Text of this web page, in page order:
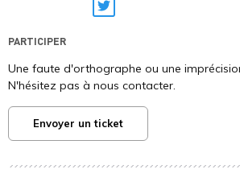
Twitter
PARTICIPER
Une faute d'orthographe ou une
N'hésitez pas à nous contacter.
Envoyer un ticket